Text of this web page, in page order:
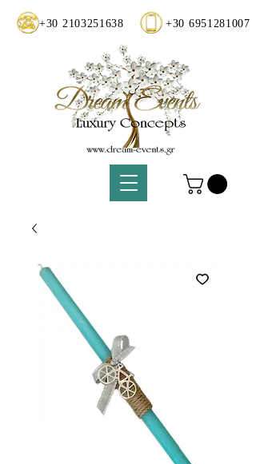
+30 2103251638 +30 6951281007